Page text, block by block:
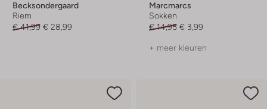
Becksondergaard
Riem
€ 41,99 € 28,99
Marcmarcs
Sokken
€ 14,95 € 3,99
+ meer kleuren